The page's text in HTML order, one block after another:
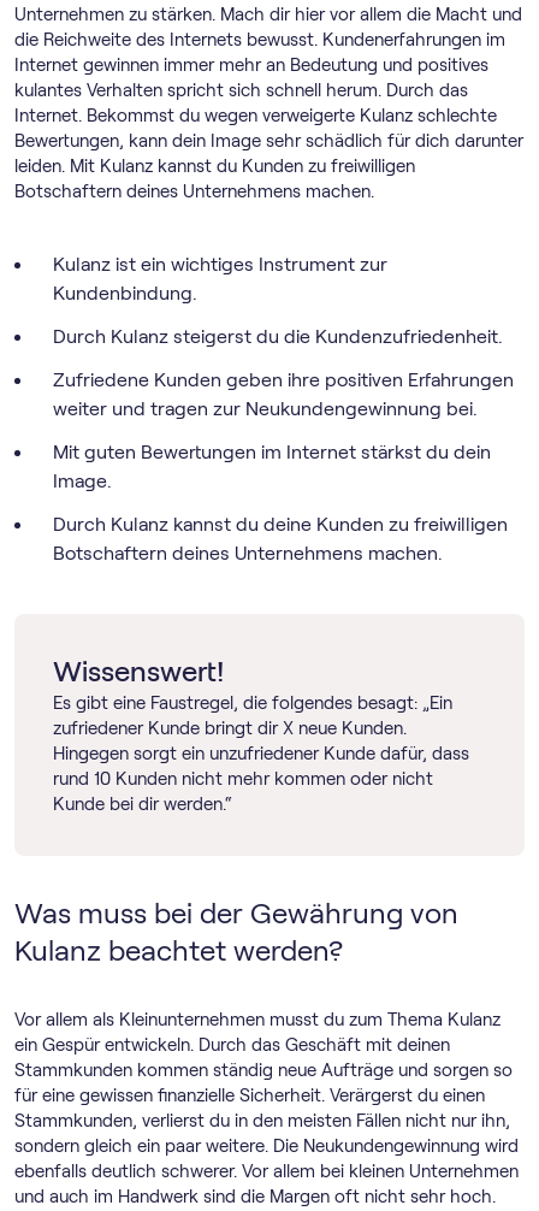
Unternehmen zu stärken. Mach dir hier vor allem die Macht und
die Reichweite des Internets bewusst. Kundenerfahrungen im
Internet gewinnen immer mehr an Bedeutung und positives
kulantes Verhalten spricht sich schnell herum. Durch das
Internet. Bekommst du wegen verweigerte Kulanz schlechte
Bewertungen, kann dein Image sehr schädlich für dich darunter
leiden. Mit Kulanz kannst du Kunden zu freiwilligen
Botschaftern deines Unternehmens machen.
Kulanz ist ein wichtiges Instrument zur
Kundenbindung.
Durch Kulanz steigerst du die Kundenzufriedenheit.
Zufriedene Kunden geben ihre positiven Erfahrungen
weiter und tragen zur Neukundengewinnung bei.
Mit guten Bewertungen im Internet stärkst du dein
Image.
Durch Kulanz kannst du deine Kunden zu freiwilligen
Botschaftern deines Unternehmens machen.
Wissenswert!
Es gibt eine Faustregel, die folgendes besagt: „Ein
zufriedener Kunde bringt dir X neue Kunden.
Hingegen sorgt ein unzufriedener Kunde dafür, dass
rund 10 Kunden nicht mehr kommen oder nicht
Kunde bei dir werden.“
Was muss bei der Gewährung von
Kulanz beachtet werden?
Vor allem als Kleinunternehmen musst du zum Thema Kulanz
ein Gespür entwickeln. Durch das Geschäft mit deinen
Stammkunden kommen ständig neue Aufträge und sorgen so
für eine gewissen finanzielle Sicherheit. Verärgerst du einen
Stammkunden, verlierst du in den meisten Fällen nicht nur ihn,
sondern gleich ein paar weitere. Die Neukundengewinnung wird
ebenfalls deutlich schwerer. Vor allem bei kleinen Unternehmen
und auch im Handwerk sind die Margen oft nicht sehr hoch.